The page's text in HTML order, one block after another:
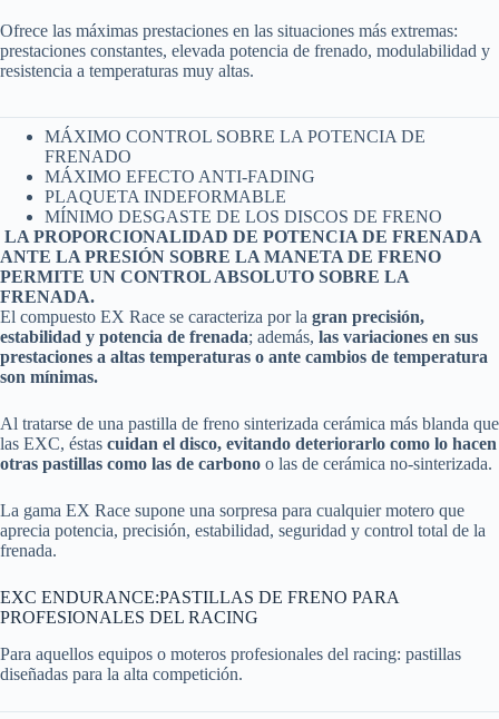
Ofrece las máximas prestaciones en las situaciones más extremas:
prestaciones constantes, elevada potencia de frenado, modulabilidad y
resistencia a temperaturas muy altas.
MÁXIMO CONTROL SOBRE LA POTENCIA DE
FRENADO
MÁXIMO EFECTO ANTI-FADING
PLAQUETA INDEFORMABLE
MÍNIMO DESGASTE DE LOS DISCOS DE FRENO
LA PROPORCIONALIDAD DE POTENCIA DE FRENADA
ANTE LA PRESIÓN SOBRE LA MANETA DE FRENO
PERMITE UN CONTROL ABSOLUTO SOBRE LA
FRENADA.
El compuesto EX Race se caracteriza por la gran precisión,
estabilidad y potencia de frenada; además, las variaciones en sus
prestaciones a altas temperaturas o ante cambios de temperatura
son mínimas.
Al tratarse de una pastilla de freno sinterizada cerámica más blanda que
las EXC, éstas cuidan el disco, evitando deteriorarlo como lo hacen
otras pastillas como las de carbono o las de cerámica no-sinterizada.
La gama EX Race supone una sorpresa para cualquier motero que
aprecia potencia, precisión, estabilidad, seguridad y control total de la
frenada.
EXC ENDURANCE:PASTILLAS DE FRENO PARA
PROFESIONALES DEL RACING
Para aquellos equipos o moteros profesionales del racing: pastillas
diseñadas para la alta competición.